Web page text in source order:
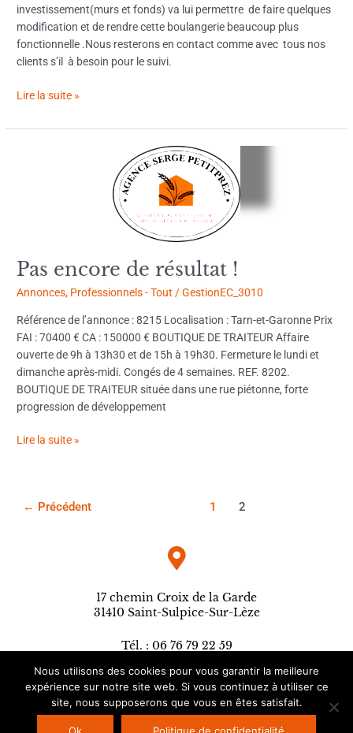
investissement(murs et fonds) va lui permettre de faire quelques
modification et de rendre cette boulangerie beaucoup plus
fonctionnelle .Nous resterons en contact comme avec tous nos
clients s’il à besoin pour le suivi.
Lire la suite »
Pas encore de résultat !
Annonces, Professionnels - Tout /GestionEC_3010
Référence de l’annonce : 8215 Localisation : Tarn-et-Garonne Prix
FAI : 70400 € CA : 150000 € BOUTIQUE DE TRAITEUR Affaire
ouverte de 9h à 13h30 et de 15h à 19h30. Fermeture le lundi et
dimanche après-midi. Congés de 4 semaines. REF. 8202.
BOUTIQUE DE TRAITEUR située dans une rue piétonne, forte
progression de développement
Lire la suite »
← Précédent 1 2
17 chemin Croix de la Garde
31410 Saint-Sulpice-Sur-Lèze
Tél. : 06 76 79 22 59
Copyright © 2026 Agence Serge Petitprez
L'ébullition
Nous utilisons des cookies pour vous garantir la meilleure
expérience sur notre site web. Si vous continuez à utiliser ce
site, nous supposerons que vous en êtes satisfait.